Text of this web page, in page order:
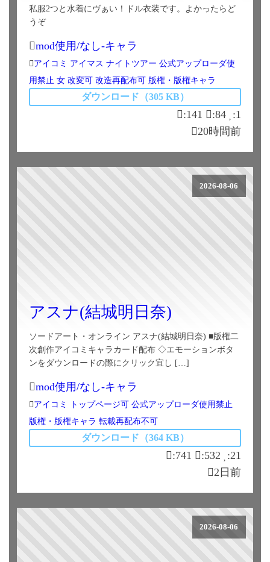
私服2つと水着にヴぁい！ドル衣装です。よかったらど
うぞ
mod使用/なし-キャラ
アイコミ アイマス ナイトツアー 公式アップローダ使
用禁止 女 改変可 改造再配布可 版権・版権キャラ
ダウンロード（305 KB）
:141 :84 :1
20時間前
2026-08-06
アスナ(結城明日奈)
ソードアート・オンライン アスナ(結城明日奈) ■版権二
次創作アイコミキャラカード配布 ◇エモーションボタ
ンをダウンロードの際にクリック宜し […]
mod使用/なし-キャラ
アイコミ トップページ可 公式アップローダ使用禁止
版権・版権キャラ 転載再配布不可
ダウンロード（364 KB）
:741 :532
:21
2日前
2026-08-06